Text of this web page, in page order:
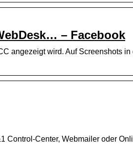
– Facebook
angezeigt wird. Auf Screenshots
Control-Center, Webmailer oder